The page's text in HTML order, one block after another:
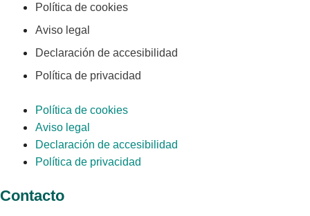
Política de cookies
Aviso legal
Declaración de accesibilidad
Política de privacidad
Política de cookies
Aviso legal
Declaración de accesibilidad
Política de privacidad
Contacto